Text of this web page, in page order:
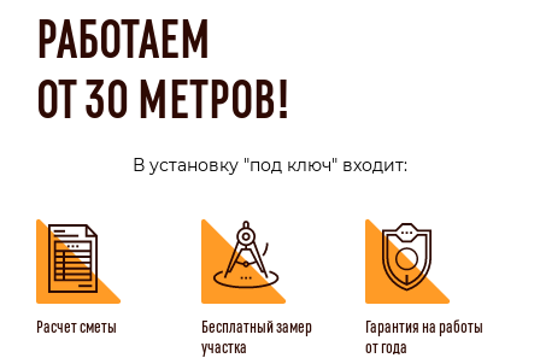
РАБОТАЕМ
ОТ 30 МЕТРОВ!
В установку "под ключ" входит:
Расчет сметы
Бесплатный замер
участка
Гарантия на работы
от года